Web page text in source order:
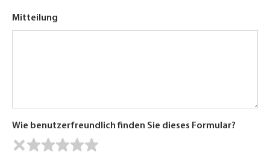
Mitteilung
Wie benutzerfreundlich finden Sie dieses Formular?